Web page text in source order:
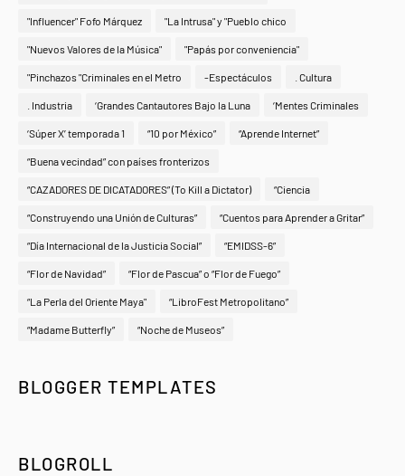
"Influencer" Fofo Márquez "La Intrusa" y "Pueblo chico
"Nuevos Valores de la Música" "Papás por conveniencia"
"Pinchazos "Criminales en el Metro -Espectáculos . Cultura
. Industria ‘Grandes Cantautores Bajo la Luna ‘Mentes Criminales
‘Súper X’ temporada 1 “10 por México” “Aprende Internet”
“Buena vecindad” con países fronterizos
“CAZADORES DE DICATADORES” (To Kill a Dictator) “Ciencia
“Construyendo una Unión de Culturas” “Cuentos para Aprender a Gritar”
“Día Internacional de la Justicia Social” “EMIDSS-6”
“Flor de Navidad” “Flor de Pascua” o “Flor de Fuego”
“La Perla del Oriente Maya" “LibroFest Metropolitano”
“Madame Butterfly” “Noche de Museos”
BLOGGER TEMPLATES
BLOGROLL